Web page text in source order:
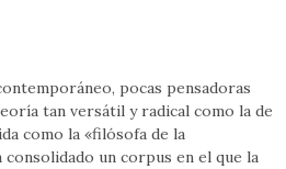
pocas pensadoras
tan versátil y radical como la de
como la «filósofa de la
un corpus en el que la